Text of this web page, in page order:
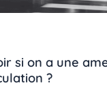
si on a une
?